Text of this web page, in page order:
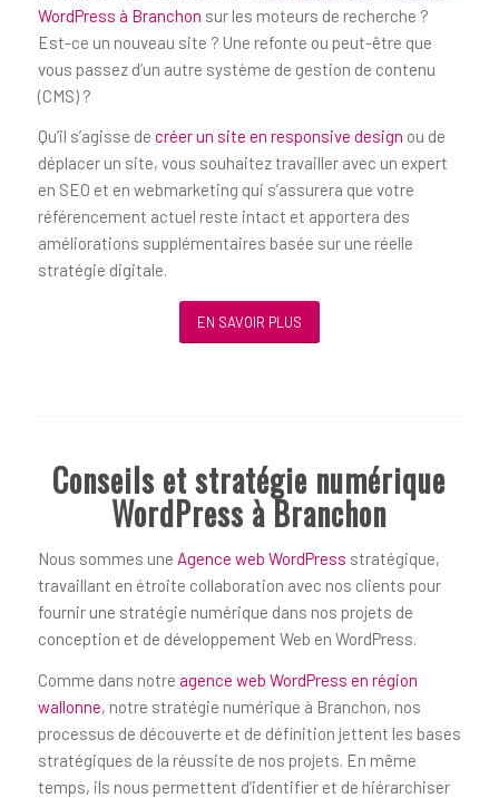
WordPress à Branchon sur les moteurs de recherche ?
Est-ce un nouveau site ? Une refonte ou peut-être que
vous passez d’un autre système de gestion de contenu
(CMS) ?
Qu’il s’agisse de créer un site en responsive design ou de
déplacer un site, vous souhaitez travailler avec un expert
en SEO et en webmarketing qui s’assurera que votre
référencement actuel reste intact et apportera des
améliorations supplémentaires basée sur une réelle
stratégie digitale.
EN SAVOIR PLUS
Conseils et stratégie numérique
WordPress à Branchon
Nous sommes une Agence web WordPress stratégique,
travaillant en étroite collaboration avec nos clients pour
fournir une stratégie numérique dans nos projets de
conception et de développement Web en WordPress.
Comme dans notre agence web WordPress en région
wallonne, notre stratégie numérique à Branchon, nos
processus de découverte et de définition jettent les bases
stratégiques de la réussite de nos projets. En même
temps, ils nous permettent d’identifier et de hiérarchiser